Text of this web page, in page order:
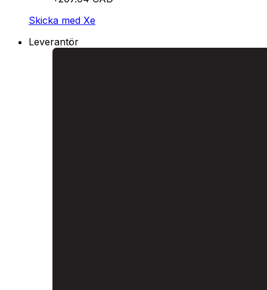
Skicka med Xe
Leverantör